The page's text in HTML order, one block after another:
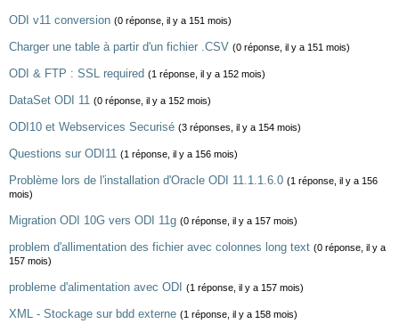
ODI v11 conversion (0 réponse, il y a 151 mois)
Charger une table à partir d'un fichier .CSV (0 réponse, il y a 151 mois)
ODI & FTP : SSL required (1 réponse, il y a 152 mois)
DataSet ODI 11 (0 réponse, il y a 152 mois)
ODI10 et Webservices Securisé (3 réponses, il y a 154 mois)
Questions sur ODI11 (1 réponse, il y a 156 mois)
Problème lors de l'installation d'Oracle ODI 11.1.1.6.0 (1 réponse, il y a 156
mois)
Migration ODI 10G vers ODI 11g (0 réponse, il y a 157 mois)
problem d'allimentation des fichier avec colonnes long text (0 réponse, il y a
157 mois)
probleme d'alimentation avec ODI (1 réponse, il y a 157 mois)
XML - Stockage sur bdd externe (1 réponse, il y a 158 mois)